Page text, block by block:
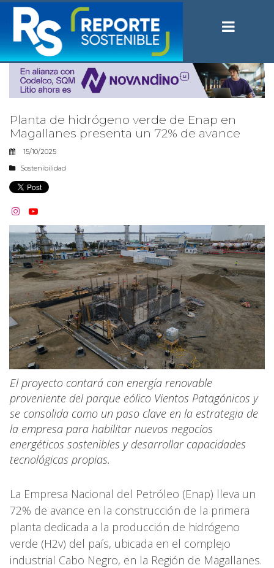
Planta de hidrógeno verde de Enap en
Magallanes presenta un 72% de avance
15/10/2025
Sostenibilidad
 
El proyecto contará con energía renovable
proveniente del parque eólico Vientos Patagónicos y
se consolida como un paso clave en la estrategia de
la empresa para habilitar nuevos negocios
energéticos sostenibles y desarrollar capacidades
tecnológicas propias.
La Empresa Nacional del Petróleo (Enap) lleva un
72% de avance en la construcción de la primera
planta dedicada a la producción de hidrógeno
verde (H2v) del país, ubicada en el complejo
industrial Cabo Negro, en la Región de Magallanes.